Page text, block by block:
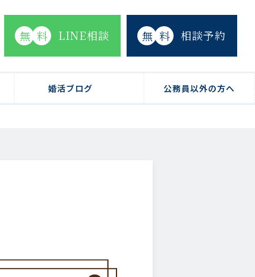
LINE相談
無 料 相談予約
無 料
婚活ブログ 公務員以外の方へ